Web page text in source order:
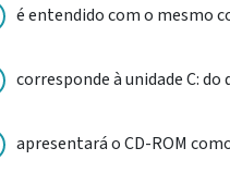
é entendido com o mesmo
corresponde à unidade C: do
apresentará o CD-ROM